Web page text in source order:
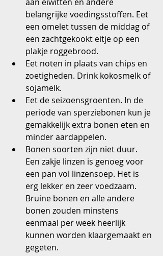
belangrijke voedingsstoffen. Eet
een omelet tussen de middag of
een zachtgekookt eitje op een
plakje roggebrood.
Eet noten in plaats van chips en
zoetigheden. Drink kokosmelk of
sojamelk.
Eet de seizoensgroenten. In de
periode van sperziebonen kun je
gemakkelijk extra bonen eten en
minder aardappelen.
Bonen soorten zijn niet duur.
Een zakje linzen is genoeg voor
een pan vol linzensoep. Het is
erg lekker en zeer voedzaam.
Bruine bonen en alle andere
bonen zouden minstens
eenmaal per week heerlijk
kunnen worden klaargemaakt en
gegeten.